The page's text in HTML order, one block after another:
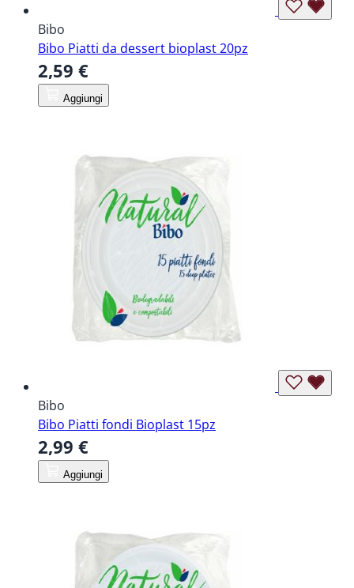
Bibo
Bibo Piatti da dessert bioplast 20pz
2,59 €
Aggiungi
Bibo
Bibo Piatti fondi Bioplast 15pz
2,99 €
Aggiungi